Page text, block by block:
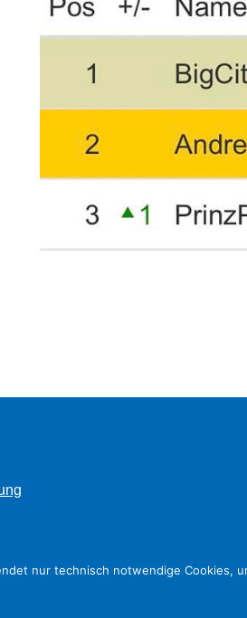
nur technisch notwendige Cookies,